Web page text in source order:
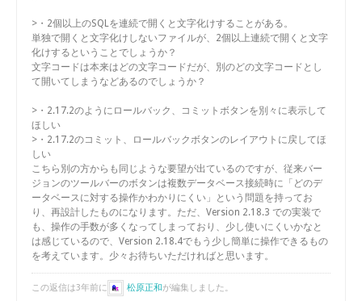
>・2個以上のSQLを連続で開くと文字化けすることがある。
単独で開くと文字化けしないファイルが、2個以上連続で開くと文字
化けするということでしょうか？
文字コードは本来はどの文字コードだが、別のどの文字コードとし
て開いてしまうなどあるのでしょうか？
>・2.17.2のようにロールバック、コミットボタンを別々に表示して
ほしい
>・2.17.2のコミット、ロールバックボタンのレイアウトに戻してほ
しい
こちら別の方からも同じような要望が出ているのですが、従来バー
ジョンのツールバーのボタンは複数データベース接続時に「どのデ
ータベースに対する操作かわかりにくい」という問題を持ってお
り、再設計したものになります。ただ、Version 2.18.3 での実装で
も、操作の手数が多くなってしまっており、少し使いにくいかなと
は感じているので、Version 2.18.4でもう少し簡単に操作できるもの
を考えています。少々お待ちいただければと思います。
この返信は3年前に 松原正和が編集しました。